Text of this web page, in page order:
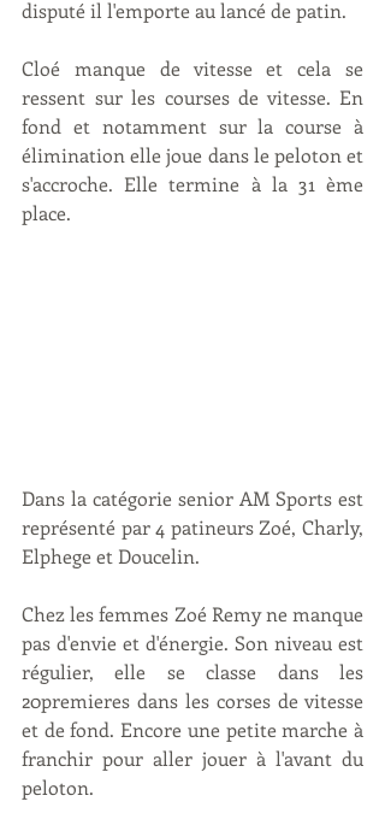
disputé il l'emporte au lancé de patin.
Cloé manque de vitesse et cela se
ressent sur les courses de vitesse. En
fond et notamment sur la course à
élimination elle joue dans le peloton et
s'accroche. Elle termine à la 31 ème
place.
Dans la catégorie senior AM Sports est
représenté par 4 patineurs Zoé, Charly,
Elphege et Doucelin.
Chez les femmes Zoé Remy ne manque
pas d'envie et d'énergie. Son niveau est
régulier, elle se classe dans les
20premieres dans les corses de vitesse
et de fond. Encore une petite marche à
franchir pour aller jouer à l'avant du
peloton.